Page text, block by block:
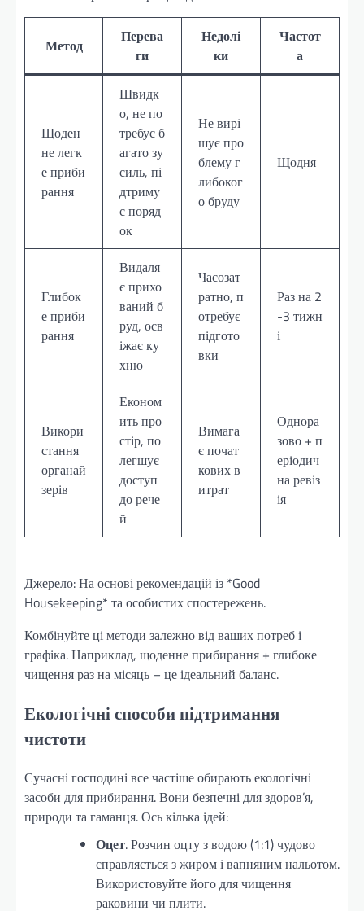
Метод
Перева
ги
Недолі
ки
Частот
а
Щоден
не легк
е приби
рання
Швидк
о, не по
требує б
агато зу
силь, пі
дтриму
є поряд
ок
Не вирі
шує про
блему г
либоког
о бруду
Щодня
Глибок
е приби
рання
Видаля
є прихо
ваний б
руд, осв
іжає ку
хню
Часозат
ратно, п
отребує
підгото
вки
Раз на 2
-3 тижн
і
Викори
стання
органай
зерів
Економ
ить про
стір, по
легшує
доступ
до рече
й
Вимага
є почат
кових в
итрат
Однора
зово + п
еріодич
на ревіз
ія
Джерело: На основі рекомендацій із *Good
Housekeeping* та особистих спостережень.
Комбінуйте ці методи залежно від ваших потреб і
графіка. Наприклад, щоденне прибирання + глибоке
чищення раз на місяць – це ідеальний баланс.
Екологічні способи підтримання
чистоти
Сучасні господині все частіше обирають екологічні
засоби для прибирання. Вони безпечні для здоров’я,
природи та гаманця. Ось кілька ідей:
Оцет. Розчин оцту з водою (1:1) чудово
справляється з жиром і вапняним нальотом.
Використовуйте його для чищення
раковини чи плити.